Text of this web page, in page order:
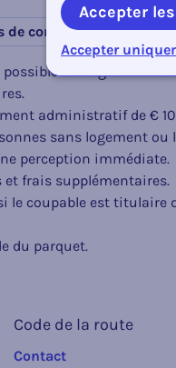
de conduire
-
en Région
administratif de €
sans logement ou
perception immédiate.
et frais supplémentaires.
le coupable est titulaire
du parquet.
Code de la route
Contact
Accepter
Accepter